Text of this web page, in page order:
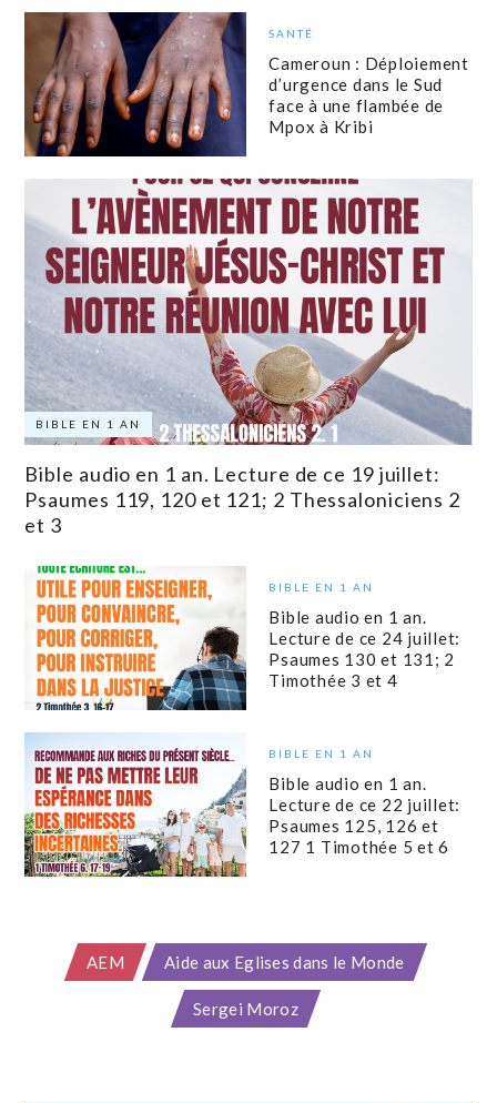
SANTÉ
Cameroun : Déploiement
d’urgence dans le Sud
face à une flambée de
Mpox à Kribi
BIBLE EN 1 AN
Bible audio en 1 an. Lecture de ce 19 juillet:
Psaumes 119, 120 et 121; 2 Thessaloniciens 2
et 3
BIBLE EN 1 AN
Bible audio en 1 an.
Lecture de ce 24 juillet:
Psaumes 130 et 131; 2
Timothée 3 et 4
BIBLE EN 1 AN
Bible audio en 1 an.
Lecture de ce 22 juillet:
Psaumes 125, 126 et
127 1 Timothée 5 et 6
AEM Aide aux Eglises dans le Monde
Sergei Moroz